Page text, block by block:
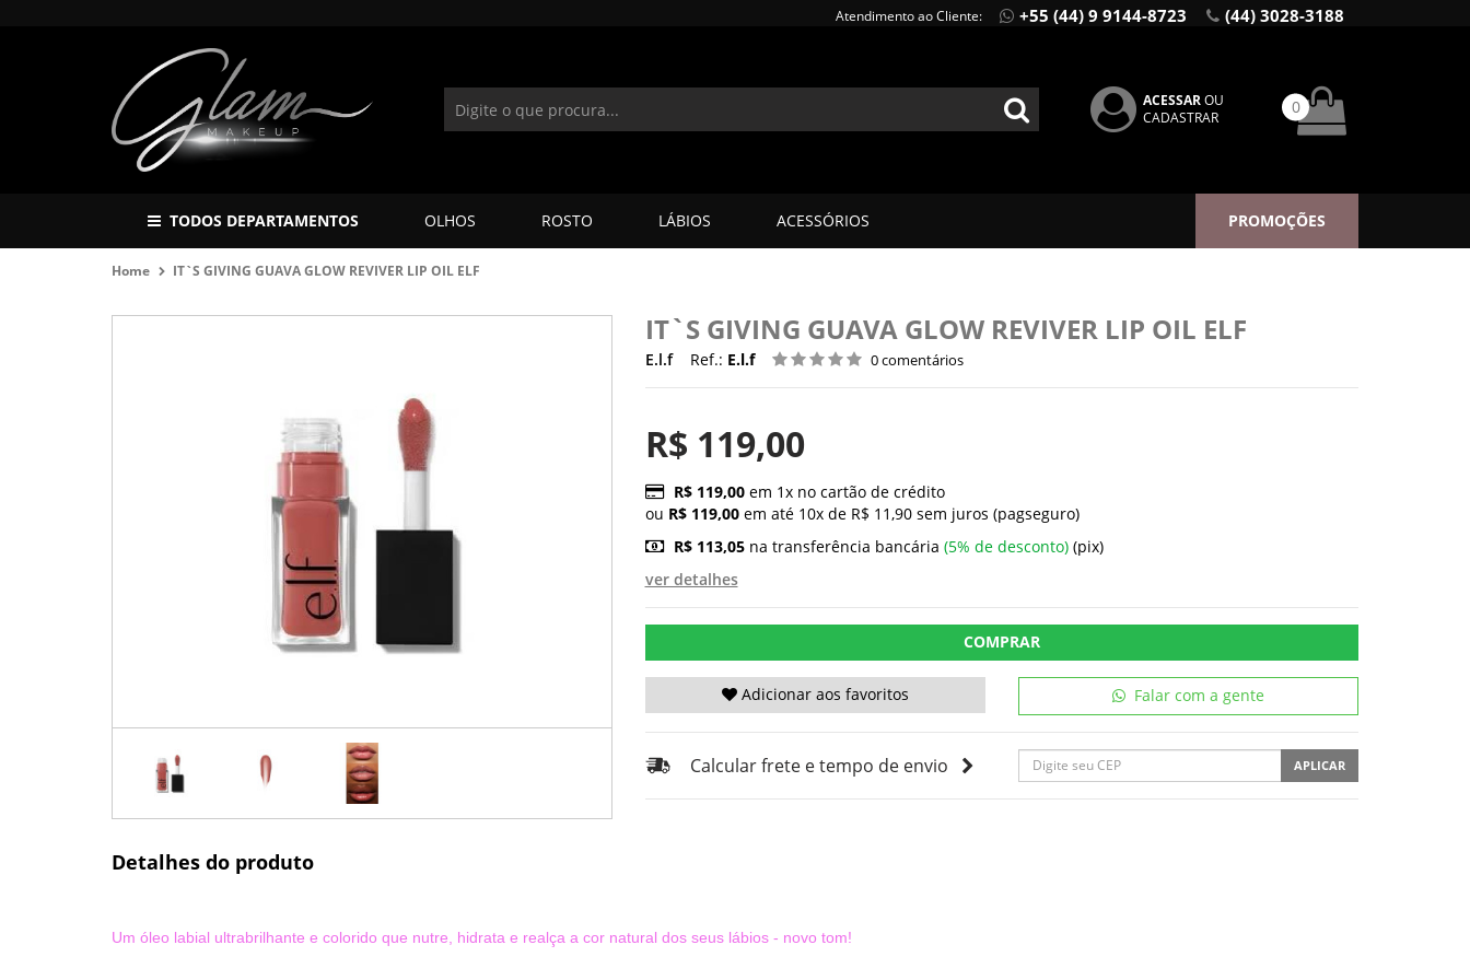
Atendimento ao Cliente: +55 (44) 9 9144-8723 (44) 3028-3188
ACESSAROU
CADASTRAR
0
TODOS DEPARTAMENTOS OLHOS ROSTO LÁBIOS ACESSÓRIOS PROMOÇÕES
Home IT`S GIVING GUAVA GLOW REVIVER LIP OIL ELF
IT`S GIVING GUAVA GLOW REVIVER LIP OIL ELF
E.l.f Ref.: E.l.f 0 comentários
R$ 119,00
R$ 119,00em 1x no cartão de crédito
ou R$ 119,00em até 10x de R$ 11,90 sem juros (pagseguro)
R$ 113,05na transferência bancária (5% de desconto)(pix)
ver detalhes
COMPRAR
Adicionar aos favoritos Falar com a gente
Calcular frete e tempo de envio APLICAR
Detalhes do produto
Um óleo labial ultrabrilhante e colorido que nutre, hidrata e realça a cor natural dos seus lábios - novo tom!